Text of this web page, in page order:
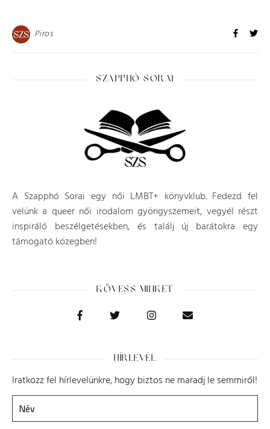
Piros
SZAPPHÓ SORAI
A Szapphó Sorai egy női LMBT+ könyvklub. Fedezd fel
velünk a queer női irodalom gyöngyszemeit, vegyél részt
inspiráló beszélgetésekben, és találj új barátokra egy
támogató közegben!
KÖVESS MINKET
HÍRLEVÉL
Iratkozz fel hírlevelünkre, hogy biztos ne maradj le semmiről!